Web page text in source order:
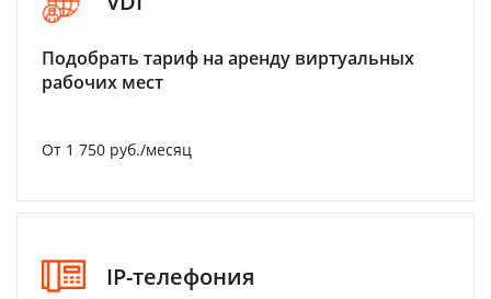
Подобрать тариф на аренду виртуальных
рабочих мест
От 1 750 руб./месяц
IP-телефония